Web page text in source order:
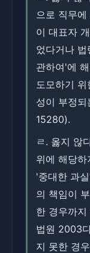
으로 직무
이 대표자
었다거나
관하여'에
도모하기
성이 부정
15280).
ㄹ. 옳지 않
위에 해당
'중대한 과
의 책임이
한 경우까
법원 2003
지 못한 경